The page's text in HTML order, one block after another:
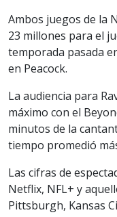
Ambos juegos de la
23 millones para el
temporada pasada
en Peacock.
La audiencia para
máximo con el
minutos de la
tiempo promedió
Las cifras de
Netflix, NFL+ y
Pittsburgh, Kansas